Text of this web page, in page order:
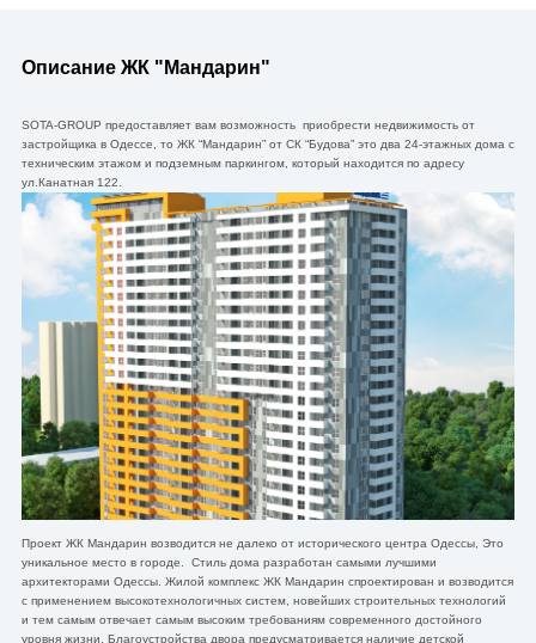
Описание ЖК "Мандарин"
SOTA-GROUP предоставляет вам возможность приобрести недвижимость от
застройщика в Одессе, то ЖК “Мандарин” от СК “Будова” это два 24-этажных дома с
техническим этажом и подземным паркингом, который находится по адресу
ул.Канатная 122.
Проект ЖК Мандарин возводится не далеко от исторического центра Одессы, Это
уникальное место в городе. Стиль дома разработан самыми лучшими
архитекторами Одессы. Жилой комплекс ЖК Мандарин спроектирован и возводится
с применением высокотехнологичных систем, новейших строительных технологий
и тем самым отвечает самым высоким требованиям современного достойного
уровня жизни. Благоустройства двора предусматривается наличие детской